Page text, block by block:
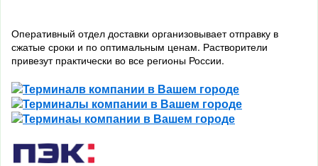
Оперативный отдел доставки организовывает отправку в
сжатые сроки и по оптимальным ценам. Растворители
привезут практически во все регионы России.